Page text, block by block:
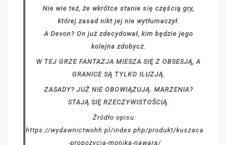
Nie wie też, że wkrótce stanie się częścią gry,
której zasad nikt jej nie wytłumaczył.
A Devon? On już zdecydował, kim będzie jego
kolejna zdobycz.
W TEJ GRZE FANTAZJA MIESZA SIĘ Z OBSESJĄ, A
GRANICE SĄ TYLKO ILUZJĄ.
ZASADY? JUŻ NIE OBOWIĄZUJĄ. MARZENIA?
STAJĄ SIĘ RZECZYWISTOŚCIĄ.
Źródło opisu:
https://wydawnictwohh.pl/index.php/produkt/kuszaca
-propozycja-monika-nawara/